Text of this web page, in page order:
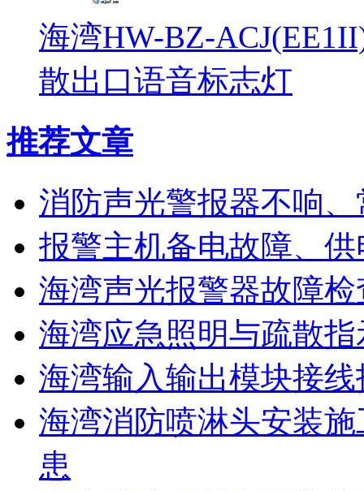
海湾HW-BZ-
散出口语音标志灯
推荐文章
消防声光警报器不响
报警主机备电故障、
海湾声光报警器故障
海湾应急照明与疏散
海湾输入输出模块接
海湾消防喷淋头安装
患